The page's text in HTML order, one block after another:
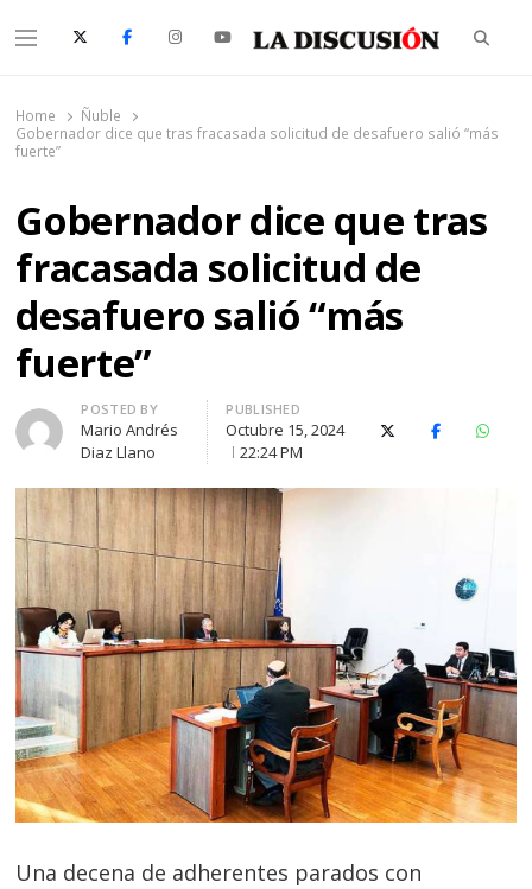
Menu
Home
Ñuble
Gobernador dice que tras fracasada solicitud de desafuero salió “más
fuerte”
Gobernador dice que tras
fracasada solicitud de
desafuero salió “más
fuerte”
Author
POSTED BY
Mario Andrés
Diaz Llano
PUBLISHED
Octubre 15, 2024
22:24 PM
X (Twitter)Facebook
Una decena de adherentes parados con